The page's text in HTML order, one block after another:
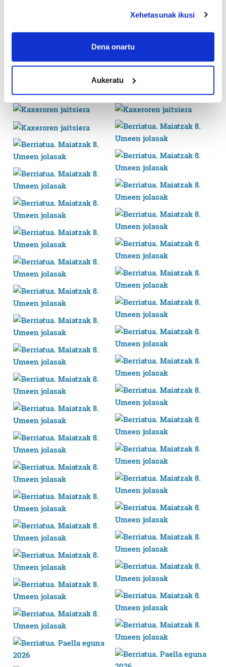
If you allow, we would also like to:
Collect information about your geographical
meters
Identify your device by actively scanning it for
specific characteristics (fingerprinting)
Find out more about how your personal data is processed
and set your preferences in the
Guk eta gure bazkideek zure datu pertsonalak
prozesatzen ditugu, zure IP zenbakia, besteak beste,
teknologia erabiliz, cookieak adibidez, iragarki eta eduki
pertsonalizatuak eskaintzeko, iragarkiak eta edukia
neurtzeko, jendeari buruzko informazioa biltzeko eta
produktuak garatzeko. Zure datuak nork eta zertarako
erabiltzen dituen hauta dezakezu.
Bazkide batzuek ez dizute baimenik eskatzen, eta beren
interes komertzial legitimoetan babesten dira. Ikusi gure
bazkideen zerrenda, beren ustez zein helburutarako
duten interes legitimoa eta horren aurka nola egin
dezakezun ikusteko.
Lortu zure datu pertsonalak prozesatzeko moduari
buruzko informazio gehiago eta ezarri zure lehentasunak
datuen atalean. Edozein unetan alda edo ken dezakezu
zure baimena Cookieen adierazpenean.
Webgune honek cookie propioak eta hirugarrenen cookie-
fitxategiak erabiltzen ditu. Zure esperientzia eta
zerbitzuak hobetzeko asmoz, cookie teknologiaz
baliatzen gara. Ohar hau onartuz gero, teknologia hori
erabiltzeko baimen esplizitua ematen diguzu.Gehiago
irakurri
Xehetasunak ikusi
Dena onartu
Aukeratu